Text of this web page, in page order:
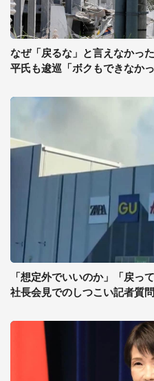
なぜ「戻るな」と言えなかっ
平氏も逡巡「ボクもできなか
「想定外でいいのか」「戻っ
社長会見でのしつこい記者質